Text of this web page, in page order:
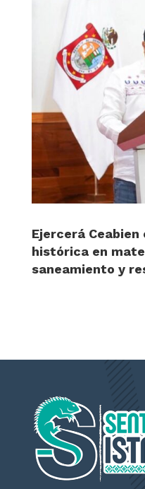
Ejercerá
histórica en
saneamiento y